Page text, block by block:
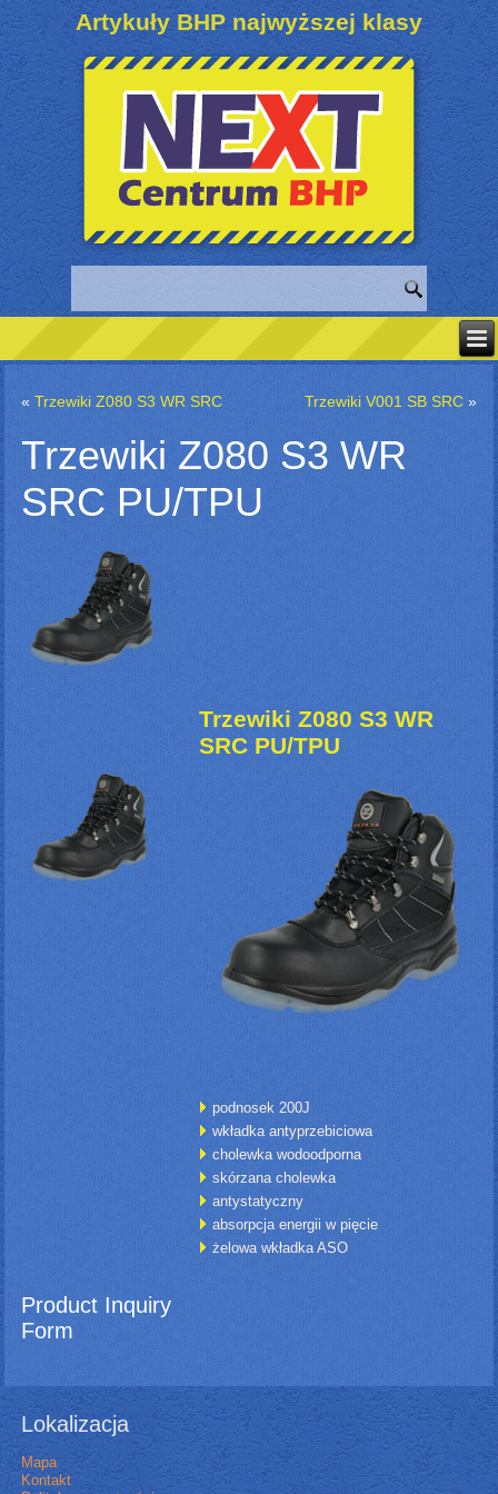
Artykuły BHP najwyższej klasy
«Trzewiki Z080 S3 WR SRC Trzewiki V001 SB SRC»
Trzewiki Z080 S3 WR
SRC PU/TPU
Trzewiki Z080 S3 WR
SRC PU/TPU
podnosek 200J
wkładka antyprzebiciowa
cholewka wodoodporna
skórzana cholewka
antystatyczny
absorpcja energii w pięcie
żelowa wkładka ASO
Product Inquiry
Form
Lokalizacja
Mapa
Kontakt